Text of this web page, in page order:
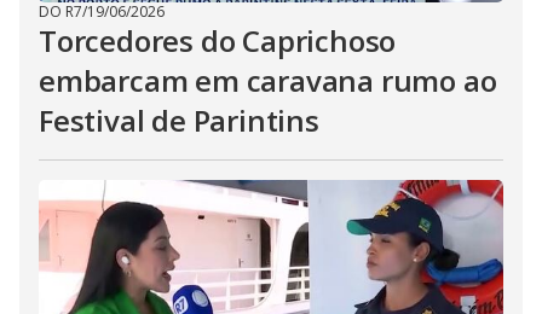
DO R7/19/06/2026
Torcedores do Caprichoso
embarcam em caravana rumo ao
Festival de Parintins